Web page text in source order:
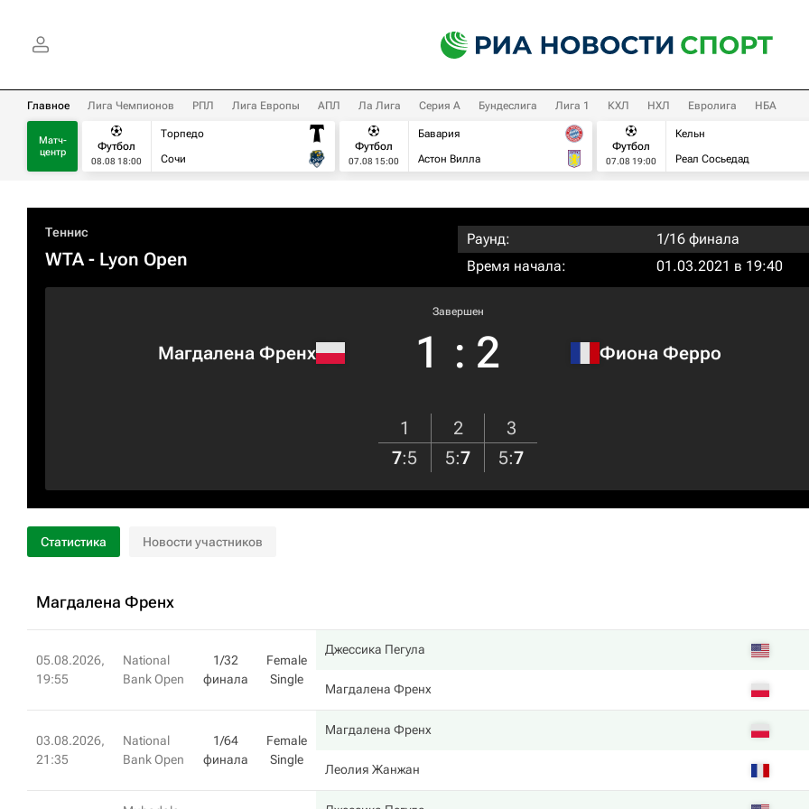
Главное Лига Чемпионов РПЛ Лига Европы АПЛ Ла Лига Серия А Бундеслига Лига 1 КХЛ НХЛ Евролига НБА
Матч-
центр
Футбол
08.08 18:00
Торпедо
Сочи
Футбол
07.08 15:00
Бавария
Астон Вилла
Футбол
07.08 19:00
Кельн
Реал Сосьедад
Теннис
WTA- Lyon Open
Раунд:
1/16 финала
Время начала:
01.03.2021 в 19:40
Магдалена Френх
Завершен
1 : 2 Фиона Ферро
1 2
3
7:5 5:7 5:7
Статистика Новости участников
Магдалена Френх
05.08.2026,
19:55
National
Bank Open
1/32
финала
Female
Single
Джессика Пегула
Магдалена Френх
03.08.2026,
21:35
National
Bank Open
1/64
финала
Female
Single
Магдалена Френх
Леолия Жанжан